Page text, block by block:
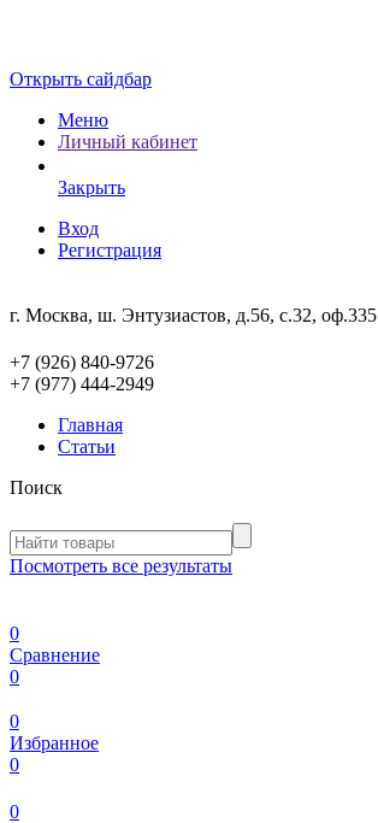
Открыть сайдбар
Меню
Личный кабинет
Закрыть
Вход
Регистрация
г. Москва, ш. Энтузиастов, д.56, с.32, оф.335
+7 (926) 840-9726
+7 (977) 444-2949
Главная
Статьи
Поиск
Посмотреть все результаты
0
Сравнение
0
0
Избранное
0
0